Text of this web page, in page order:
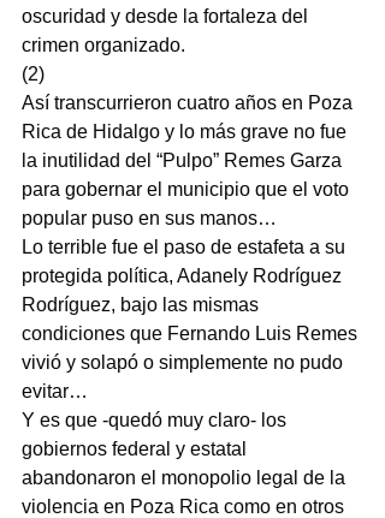
oscuridad y desde la fortaleza del
crimen organizado.
(2)
Así transcurrieron cuatro años en Poza
Rica de Hidalgo y lo más grave no fue
la inutilidad del “Pulpo” Remes Garza
para gobernar el municipio que el voto
popular puso en sus manos…
Lo terrible fue el paso de estafeta a su
protegida política, Adanely Rodríguez
Rodríguez, bajo las mismas
condiciones que Fernando Luis Remes
vivió y solapó o simplemente no pudo
evitar…
Y es que -quedó muy claro- los
gobiernos federal y estatal
abandonaron el monopolio legal de la
violencia en Poza Rica como en otros